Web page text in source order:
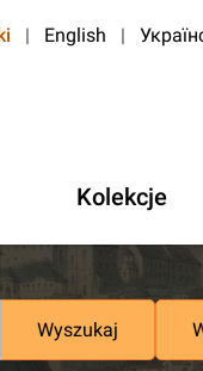
| English |
Kolekcje
Wyszukaj